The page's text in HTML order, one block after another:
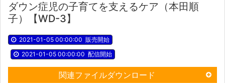
ダウン症児の子育てを支えるケア（本田順
子）【WD-3】
2021-01-05 00:00:00 販売開始
2021-01-05 00:00:00 配信開始
関連ファイルダウンロード